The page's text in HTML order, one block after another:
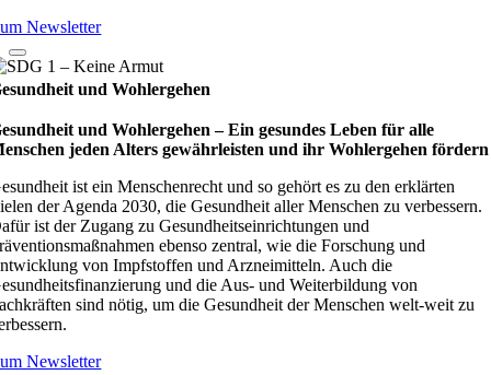
Newsletter
und Wohlergehen
und Wohlergehen – Ein gesundes Leben für alle
jeden Alters gewährleisten und ihr Wohlergehen fördern
ist ein Menschenrecht und so gehört es zu den erklärten
der Agenda 2030, die Gesundheit aller Menschen zu verbessern.
ist der Zugang zu Gesundheitseinrichtungen und
ebenso zentral, wie die Forschung und
von Impfstoffen und Arzneimitteln. Auch die
und die Aus- und Weiterbildung von
sind nötig, um die Gesundheit der Menschen welt-weit zu
Newsletter